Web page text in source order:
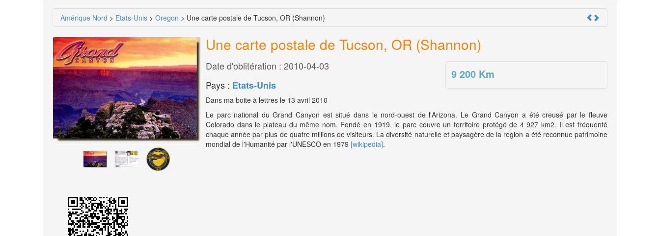
Amérique Nord > Etats-Unis > Oregon > Une carte postale de Tucson, OR (Shannon)
Une carte postale de Tucson, OR (Shannon)
9 200 Km
Date d'oblitération : 2010-04-03
Pays : Etats-Unis
Dans ma boite à lettres le 13 avril 2010
Le parc national du Grand Canyon est situé dans le nord-ouest de l'Arizona. Le Grand Canyon a été creusé par le fleuve
Colorado dans le plateau du même nom. Fondé en 1919, le parc couvre un territoire protégé de 4 927 km2. Il est fréquenté
chaque année par plus de quatre millions de visiteurs. La diversité naturelle et paysagère de la région a été reconnue patrimoine
mondial de l'Humanité par l'UNESCO en 1979 [wikipedia].